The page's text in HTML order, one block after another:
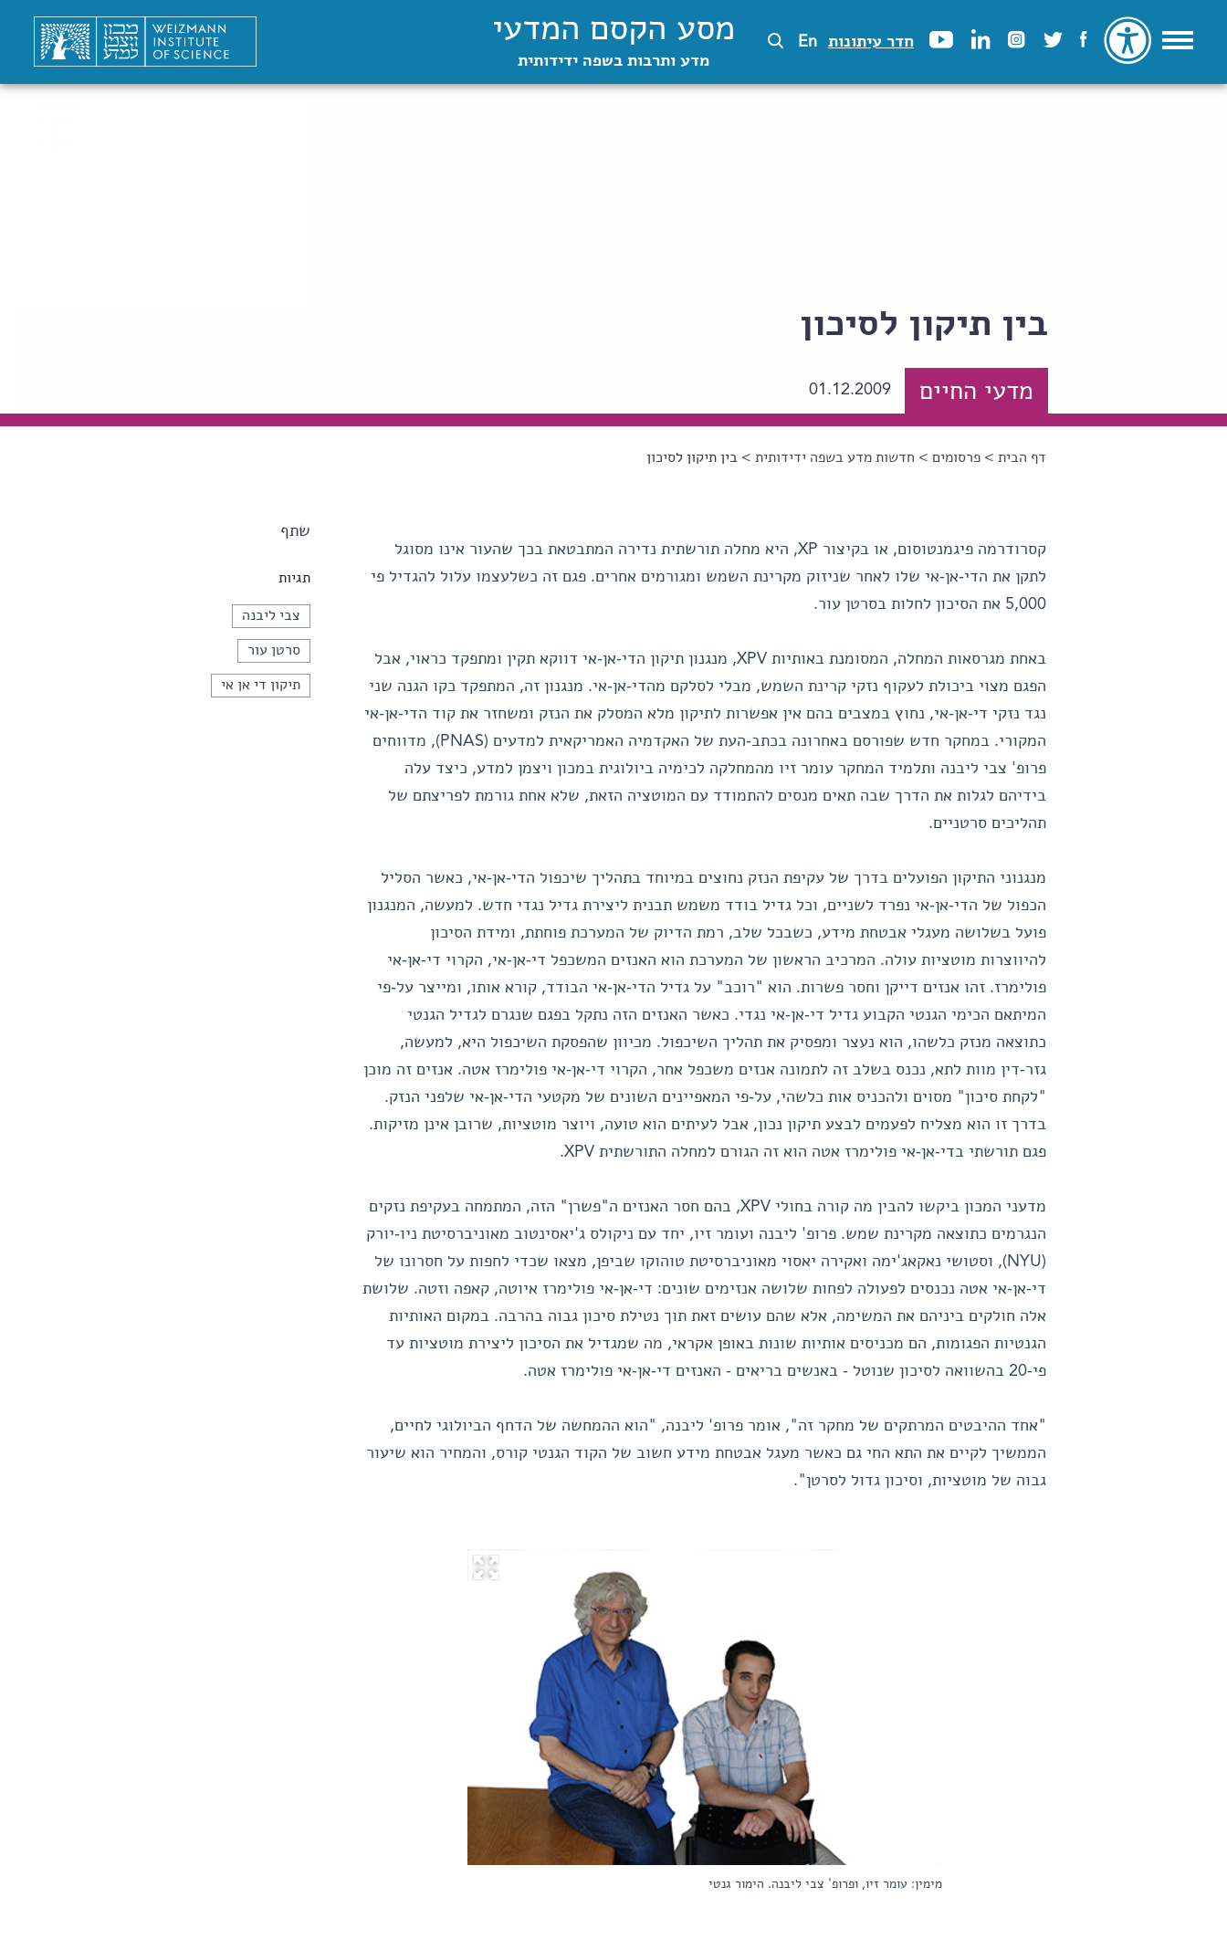
חדר עיתונות En מסע הקסם המדעי
מדע ותרבות בשפה ידידותית
בין תיקון לסיכון
מדעי החיים 01.12.2009
הינך נמצא כאן
דף הבית >פרסומים > חדשות מדע בשפה ידידותית > בין תיקון לסיכון
שתף
תגיות
צבי ליבנה
סרטן עור
תיקון די אן אי
קסרודרמה פיגמנטוסום, או בקיצור XP, היא מחלה תורשתית נדירה המתבטאת בכך שהעור אינו מסוגל
לתקן את הדי-אן-אי שלו לאחר שניזוק מקרינת השמש ומגורמים אחרים. פגם זה כשלעצמו עלול להגדיל פי
5,000 את הסיכון לחלות בסרטן עור.
באחת מגרסאות המחלה, המסומנת באותיות XPV, מנגנון תיקון הדי-אן-אי דווקא תקין ומתפקד כראוי, אבל
הפגם מצוי ביכולת לעקוף נזקי קרינת השמש, מבלי לסלקם מהדי-אן-אי. מנגנון זה, המתפקד כקו הגנה שני
נגד נזקי די-אן-אי, נחוץ במצבים בהם אין אפשרות לתיקון מלא המסלק את הנזק ומשחזר את קוד הדי-אן-אי
המקורי. במחקר חדש שפורסם באחרונה בכתב-העת של האקדמיה האמריקאית למדעים (PNAS), מדווחים
פרופ' צבי ליבנה ותלמיד המחקר עומר זיו מהמחלקה לכימיה ביולוגית במכון ויצמן למדע, כיצד עלה
בידיהם לגלות את הדרך שבה תאים מנסים להתמודד עם המוטציה הזאת, שלא אחת גורמת לפריצתם של
תהליכים סרטניים.
מנגנוני התיקון הפועלים בדרך של עקיפת הנזק נחוצים במיוחד בתהליך שיכפול הדי-אן-אי, כאשר הסליל
הכפול של הדי-אן-אי נפרד לשניים, וכל גדיל בודד משמש תבנית ליצירת גדיל נגדי חדש. למעשה, המנגנון
פועל בשלושה מעגלי אבטחת מידע, כשבכל שלב, רמת הדיוק של המערכת פוחתת, ומידת הסיכון
להיווצרות מוטציות עולה. המרכיב הראשון של המערכת הוא האנזים המשכפל די-אן-אי, הקרוי די-אן-אי
פולימרז. זהו אנזים דייקן וחסר פשרות. הוא "רוכב" על גדיל הדי-אן-אי הבודד, קורא אותו, ומייצר על-פי
המיתאם הכימי הגנטי הקבוע גדיל די-אן-אי נגדי. כאשר האנזים הזה נתקל בפגם שנגרם לגדיל הגנטי
כתוצאה מנזק כלשהו, הוא נעצר ומפסיק את תהליך השיכפול. מכיוון שהפסקת השיכפול היא, למעשה,
גזר-דין מוות לתא, נכנס בשלב זה לתמונה אנזים משכפל אחר, הקרוי די-אן-אי פולימרז אטה. אנזים זה מוכן
"לקחת סיכון" מסוים ולהכניס אות כלשהי, על-פי המאפיינים השונים של מקטעי הדי-אן-אי שלפני הנזק.
בדרך זו הוא מצליח לפעמים לבצע תיקון נכון, אבל לעיתים הוא טועה, ויוצר מוטציות, שרובן אינן מזיקות.
פגם תורשתי בדי-אן-אי פולימרז אטה הוא זה הגורם למחלה התורשתית XPV.
מדעני המכון ביקשו להבין מה קורה בחולי XPV, בהם חסר האנזים ה"פשרן" הזה, המתמחה בעקיפת נזקים
הנגרמים כתוצאה מקרינת שמש. פרופ' ליבנה ועומר זיו, יחד עם ניקולס ג'יאסינטוב מאוניברסיטת ניו-יורק
(NYU), וסטושי נאקאג'ימה ואקירה יאסוי מאוניברסיטת טוהוקו שביפן, מצאו שכדי לחפות על חסרונו של
די-אן-אי אטה נכנסים לפעולה לפחות שלושה אנזימים שונים: די-אן-אי פולימרז איוטה, קאפה וזטה. שלושת
אלה חולקים ביניהם את המשימה, אלא שהם עושים זאת תוך נטילת סיכון גבוה בהרבה. במקום האותיות
הגנטיות הפגומות, הם מכניסים אותיות שונות באופן אקראי, מה שמגדיל את הסיכון ליצירת מוטציות עד
פי-20 בהשוואה לסיכון שנוטל - באנשים בריאים - האנזים די-אן-אי פולימרז אטה.
"אחד ההיבטים המרתקים של מחקר זה", אומר פרופ' ליבנה, "הוא ההמחשה של הדחף הביולוגי לחיים,
הממשיך לקיים את התא החי גם כאשר מעגל אבטחת מידע חשוב של הקוד הגנטי קורס, והמחיר הוא שיעור
גבוה של מוטציות, וסיכון גדול לסרטן".
מימין: עומר זיו, ופרופ' צבי ליבנה. הימור גנטי